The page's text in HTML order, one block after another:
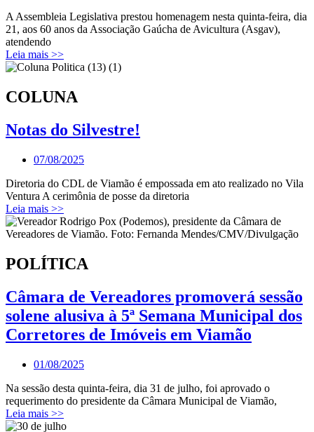
A Assembleia Legislativa prestou homenagem nesta quinta-feira, dia
21, aos 60 anos da Associação Gaúcha de Avicultura (Asgav),
atendendo
Leia mais >>
COLUNA
Notas do Silvestre!
07/08/2025
Diretoria do CDL de Viamão é empossada em ato realizado no Vila
Ventura A cerimônia de posse da diretoria
Leia mais >>
POLÍTICA
Câmara de Vereadores promoverá sessão
solene alusiva à 5ª Semana Municipal dos
Corretores de Imóveis em Viamão
01/08/2025
Na sessão desta quinta-feira, dia 31 de julho, foi aprovado o
requerimento do presidente da Câmara Municipal de Viamão,
Leia mais >>